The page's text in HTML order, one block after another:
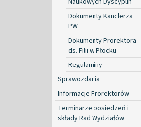
Dokumenty Kanclerza
PW
Dokumenty Prorektora
ds. Filii w Płocku
Regulaminy
Sprawozdania
Informacje Prorektorów
Terminarze posiedzeń i
składy Rad Wydziałów